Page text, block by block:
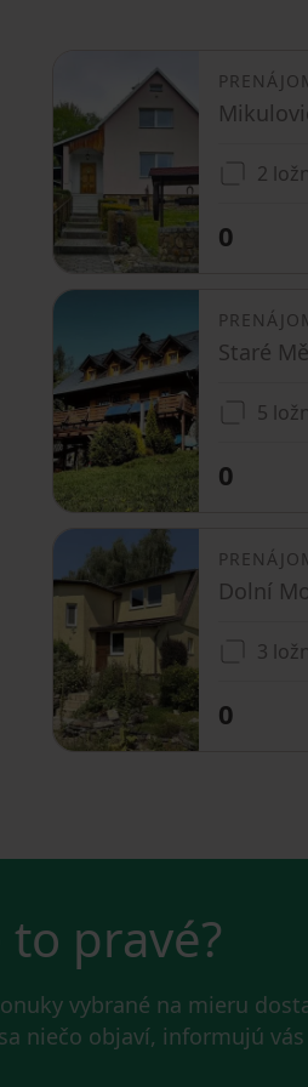
2
0
5
0
3
0
pravé?
vybrané na mieru
niečo objaví, informujú